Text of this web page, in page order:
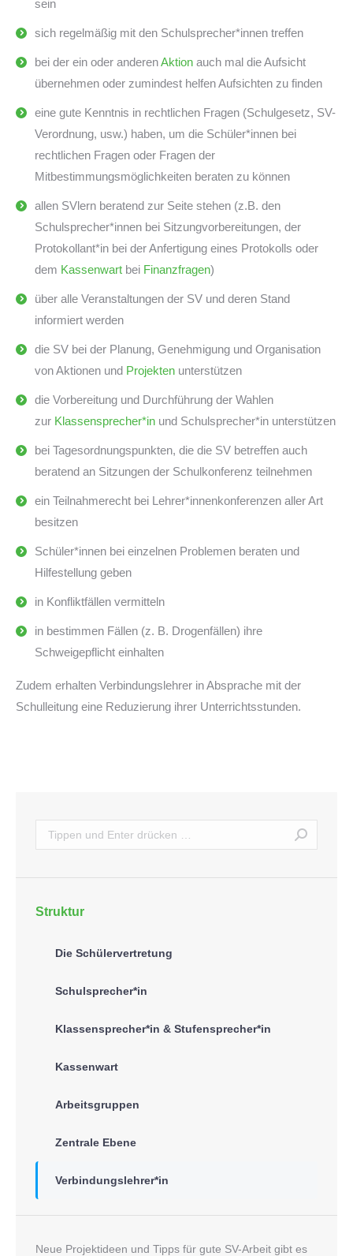
sein
sich regelmäßig mit den Schulsprecher*innen treffen
bei der ein oder anderenAktion auch mal die Aufsicht
übernehmen oder zumindest helfen Aufsichten zu finden
eine gute Kenntnis in rechtlichen Fragen (Schulgesetz, SV-
Verordnung, usw.) haben, um die Schüler*innen bei
rechtlichen Fragen oder Fragen der
Mitbestimmungsmöglichkeiten beraten zu können
allen SVlern beratend zur Seite stehen (z.B. den
Schulsprecher*innen bei Sitzungvorbereitungen, der
Protokollant*in bei der Anfertigung eines Protokolls oder
dem Kassenwart bei Finanzfragen)
über alle Veranstaltungen der SV und deren Stand
informiert werden
die SV bei der Planung, Genehmigung und Organisation
von Aktionen und Projekten unterstützen
die Vorbereitung und Durchführung der Wahlen
zur Klassensprecher*in und Schulsprecher*in unterstützen
bei Tagesordnungspunkten, die die SV betreffen auch
beratend an Sitzungen der Schulkonferenz teilnehmen
ein Teilnahmerecht bei Lehrer*innenkonferenzen aller Art
besitzen
Schüler*innen bei einzelnen Problemen beraten und
Hilfestellung geben
in Konfliktfällen vermitteln
in bestimmen Fällen (z. B. Drogenfällen) ihre
Schweigepflicht einhalten
Zudem erhalten Verbindungslehrer in Absprache mit der
Schulleitung eine Reduzierung ihrer Unterrichtsstunden.
Search:
Struktur
Die Schülervertretung
Schulsprecher*in
Klassensprecher*in & Stufensprecher*in
Kassenwart
Arbeitsgruppen
Zentrale Ebene
Verbindungslehrer*in
Neue Projektideen und Tipps für gute SV-Arbeit gibt es